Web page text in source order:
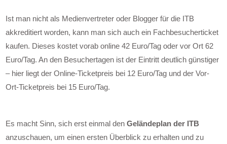
Ist man nicht als Medienvertreter oder Blogger für die ITB
akkreditiert worden, kann man sich auch ein Fachbesucherticket
kaufen. Dieses kostet vorab online 42 Euro/Tag oder vor Ort 62
Euro/Tag. An den Besuchertagen ist der Eintritt deutlich günstiger
– hier liegt der Online-Ticketpreis bei 12 Euro/Tag und der Vor-
Ort-Ticketpreis bei 15 Euro/Tag.
Es macht Sinn, sich erst einmal denGeländeplan der ITB
anzuschauen, um einen ersten Überblick zu erhalten und zu